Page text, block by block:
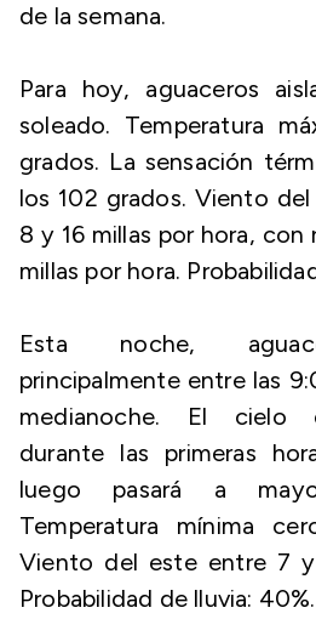
de la semana.
Para hoy, aguaceros
soleado. Temperatura
grados. La sensación
los 102 grados. Viento
8 y 16 millas por hora, con
millas por hora.
Esta noche,
principalmente entre las
medianoche. El cielo
durante las primeras
luego pasará a
Temperatura mínima
Viento del este entre 7
Probabilidad de lluvia: 40%.